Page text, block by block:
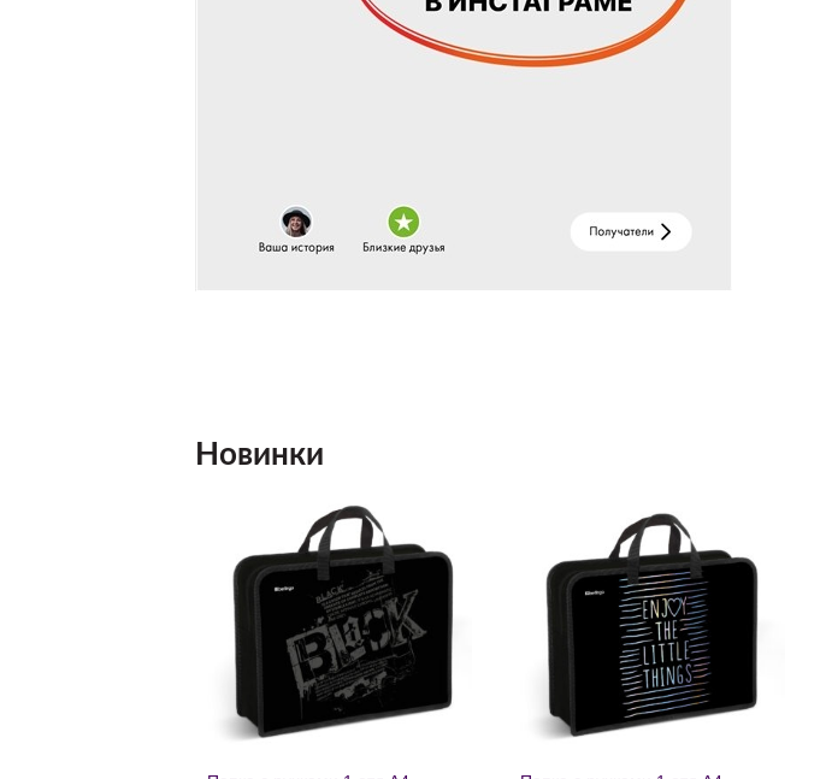
Новинки
Добавить
в список
желаний
Добавить
в список
желаний